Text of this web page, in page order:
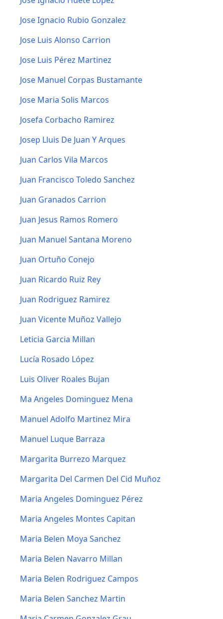
Jose Ignacio Rubio Gonzalez
Jose Luis Alonso Carrion
Jose Luis Pérez Martinez
Jose Manuel Corpas Bustamante
Jose Maria Solis Marcos
Josefa Corbacho Ramirez
Josep Lluis De Juan Y Arques
Juan Carlos Vila Marcos
Juan Francisco Toledo Sanchez
Juan Granados Carrion
Juan Jesus Ramos Romero
Juan Manuel Santana Moreno
Juan Ortuño Conejo
Juan Ricardo Ruiz Rey
Juan Rodriguez Ramirez
Juan Vicente Muñoz Vallejo
Leticia Garcia Millan
Lucía Rosado López
Luis Oliver Roales Bujan
Ma Angeles Dominguez Mena
Manuel Adolfo Martinez Mira
Manuel Luque Barraza
Margarita Burrezo Marquez
Margarita Del Carmen Del Cid Muñoz
Maria Angeles Dominguez Pérez
Maria Angeles Montes Capitan
Maria Belen Moya Sanchez
Maria Belen Navarro Millan
Maria Belen Rodriguez Campos
Maria Belen Sanchez Martin